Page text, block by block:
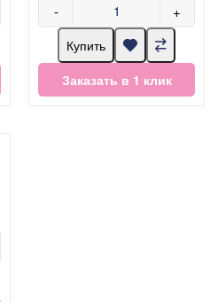
- +
Купить
Заказать в 1 клик